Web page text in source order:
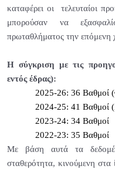
καταφέρει οι τελευταίοι
μπορούσαν να
πρωταθλήματος την επόμενη
Η σύγκριση με τις
εντός έδρας):
2025-26: 36 Βαθμοί
2024-25: 41 Βαθμοί
2023-24: 34 Βαθμοί
2022-23: 35 Βαθμοί
Με βάση αυτά τα
σταθερότητα, κινούμενη στα